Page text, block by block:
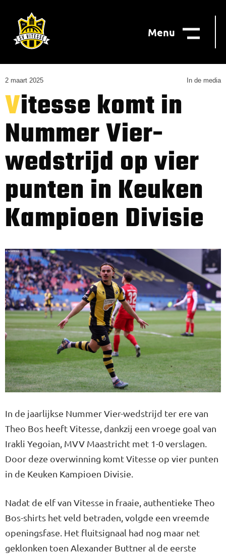
Menu
2 maart 2025 In de media
Vitesse komt in
Nummer Vier-
wedstrijd op vier
punten in Keuken
Kampioen Divisie
In de jaarlijkse Nummer Vier-wedstrijd ter ere van
Theo Bos heeft Vitesse, dankzij een vroege goal van
Irakli Yegoian, MVV Maastricht met 1-0 verslagen.
Door deze overwinning komt Vitesse op vier punten
in de Keuken Kampioen Divisie.
Nadat de elf van Vitesse in fraaie, authentieke Theo
Bos-shirts het veld betraden, volgde een vreemde
openingsfase. Het fluitsignaal had nog maar net
geklonken toen Alexander Buttner al de eerste